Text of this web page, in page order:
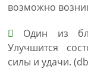
возможно
Один из
Улучшится
силы и удачи.